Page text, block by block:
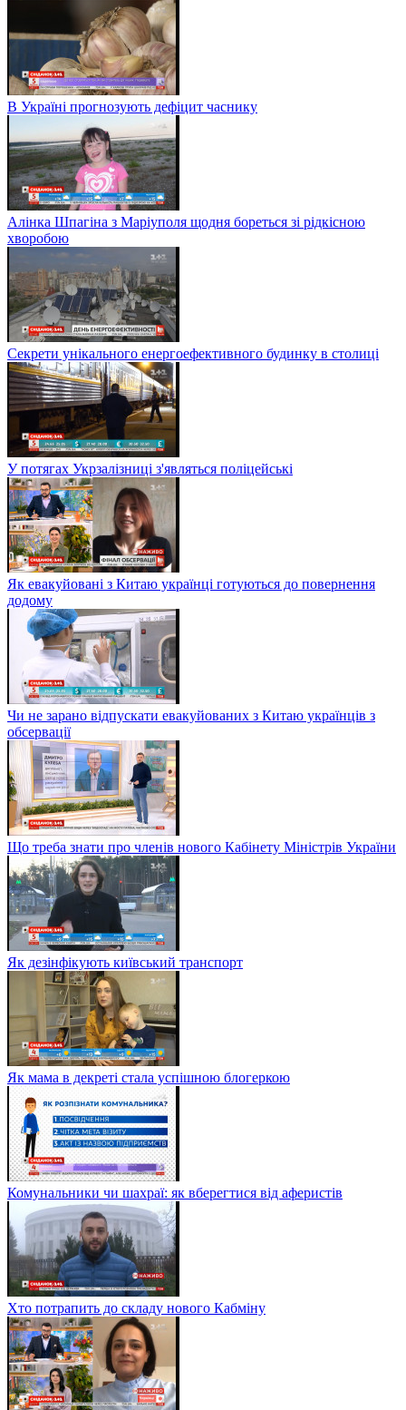
В Україні прогнозують дефіцит часнику
Алінка Шпагіна з Маріуполя щодня бореться зі рідкісною
хворобою
Секрети унікального енергоефективного будинку в столиці
У потягах Укрзалізниці з'являться поліцейські
Як евакуйовані з Китаю українці готуються до повернення
додому
Чи не зарано відпускати евакуйованих з Китаю українців з
обсервації
Що треба знати про членів нового Кабінету Міністрів України
Як дезінфікують київський транспорт
Як мама в декреті стала успішною блогеркою
Комунальники чи шахраї: як вберегтися від аферистів
Хто потрапить до складу нового Кабміну